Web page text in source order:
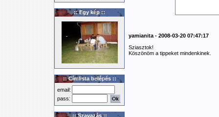
:: Egy kép ::
:: Címlista belépés ::
email:
pass:
:: Szavazás ::
yamianita - 2008-03-20 07:47:17
Sziasztok!
Köszönöm a tippeket mindenkinek.